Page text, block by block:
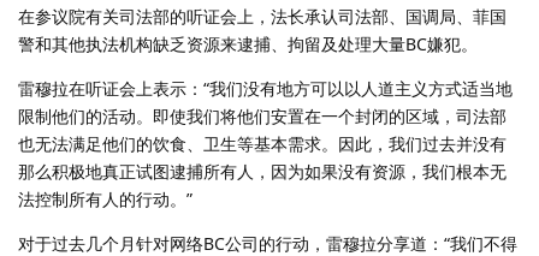
在参议院有关司法部的听证会上，法长承认司法部、国调局、菲国
警和其他执法机构缺乏资源来逮捕、拘留及处理大量BC嫌犯。
雷穆拉在听证会上表示：“我们没有地方可以以人道主义方式适当地
限制他们的活动。即使我们将他们安置在一个封闭的区域，司法部
也无法满足他们的饮食、卫生等基本需求。因此，我们过去并没有
那么积极地真正试图逮捕所有人，因为如果没有资源，我们根本无
法控制所有人的行动。”
对于过去几个月针对网络BC公司的行动，雷穆拉分享道：“我们不得